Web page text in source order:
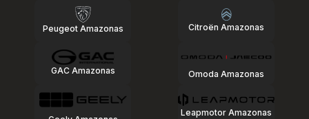
Peugeot Amazonas
GAC Amazonas
Citroën Amazonas
Omoda Amazonas
Leapmotor Amazonas